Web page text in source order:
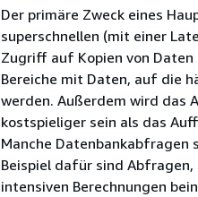
Der primäre Zweck eines
superschnellen (mit einer
Zugriff auf Kopien von
Bereiche mit Daten, auf die
werden. Außerdem wird das
kostspieliger sein als das
Manche Datenbankabfragen
Beispiel dafür sind
intensiven Berechnungen